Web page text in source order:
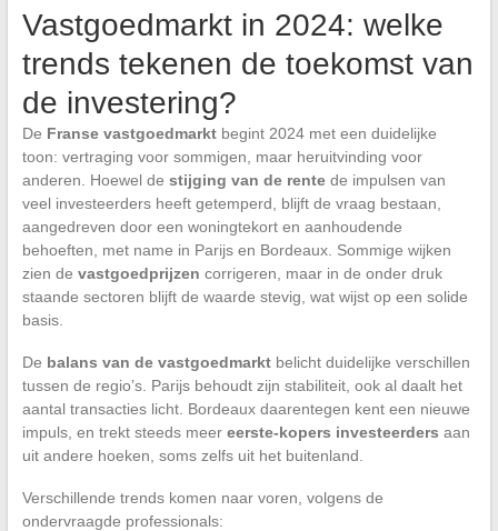
Vastgoedmarkt in 2024: welke
trends tekenen de toekomst van
de investering?
De Franse vastgoedmarktbegint 2024 met een duidelijke
toon: vertraging voor sommigen, maar heruitvinding voor
anderen. Hoewel de stijging van de rentede impulsen van
veel investeerders heeft getemperd, blijft de vraag bestaan,
aangedreven door een woningtekort en aanhoudende
behoeften, met name in Parijs en Bordeaux. Sommige wijken
zien de vastgoedprijzen corrigeren, maar in de onder druk
staande sectoren blijft de waarde stevig, wat wijst op een solide
basis.
De balans van de vastgoedmarktbelicht duidelijke verschillen
tussen de regio’s. Parijs behoudt zijn stabiliteit, ook al daalt het
aantal transacties licht. Bordeaux daarentegen kent een nieuwe
impuls, en trekt steeds meer eerste-kopers investeerders aan
uit andere hoeken, soms zelfs uit het buitenland.
Verschillende trends komen naar voren, volgens de
ondervraagde professionals: